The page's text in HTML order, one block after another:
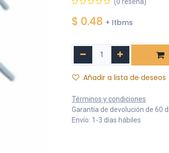
$ 0.48 + Itbms
Añadir a lista de deseos
Términos y condiciones
Garantía de devolución de 60
Envío: 1-3 días hábiles